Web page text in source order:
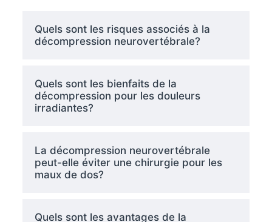
Quels sont les risques associés à la
décompression neurovertébrale?
Quels sont les bienfaits de la
décompression pour les douleurs
irradiantes?
La décompression neurovertébrale
peut-elle éviter une chirurgie pour les
maux de dos?
Quels sont les avantages de la